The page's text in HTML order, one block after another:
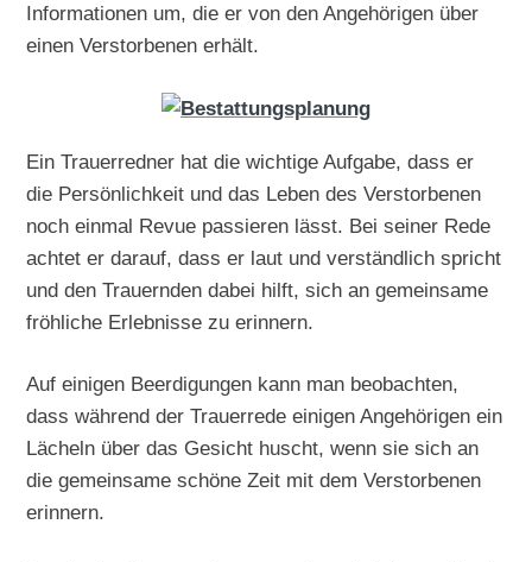
Informationen um, die er von den Angehörigen über
einen Verstorbenen erhält.
Ein Trauerredner hat die wichtige Aufgabe, dass er
die Persönlichkeit und das Leben des Verstorbenen
noch einmal Revue passieren lässt. Bei seiner Rede
achtet er darauf, dass er laut und verständlich spricht
und den Trauernden dabei hilft, sich an gemeinsame
fröhliche Erlebnisse zu erinnern.
Auf einigen Beerdigungen kann man beobachten,
dass während der Trauerrede einigen Angehörigen ein
Lächeln über das Gesicht huscht, wenn sie sich an
die gemeinsame schöne Zeit mit dem Verstorbenen
erinnern.